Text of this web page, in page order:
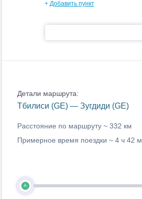
+ Добавить пункт
Детали маршрута:
Тбилиси (GE) — Зугдиди (GE)
Расстояние по маршруту ~ 332 км
Примерное время поездки ~ 4 ч 42 м
A